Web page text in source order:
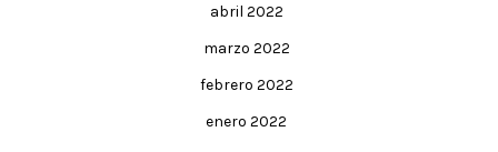
abril 2022
marzo 2022
febrero 2022
enero 2022